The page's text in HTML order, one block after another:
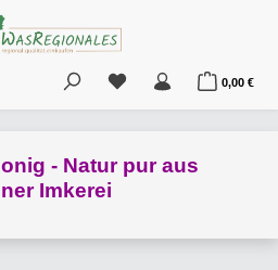
Du hast 0 Produkte
0,00 €
- Natur pur aus
Imkerei